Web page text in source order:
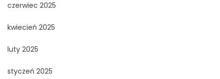
czerwiec 2025
kwiecień 2025
luty 2025
styczeń 2025